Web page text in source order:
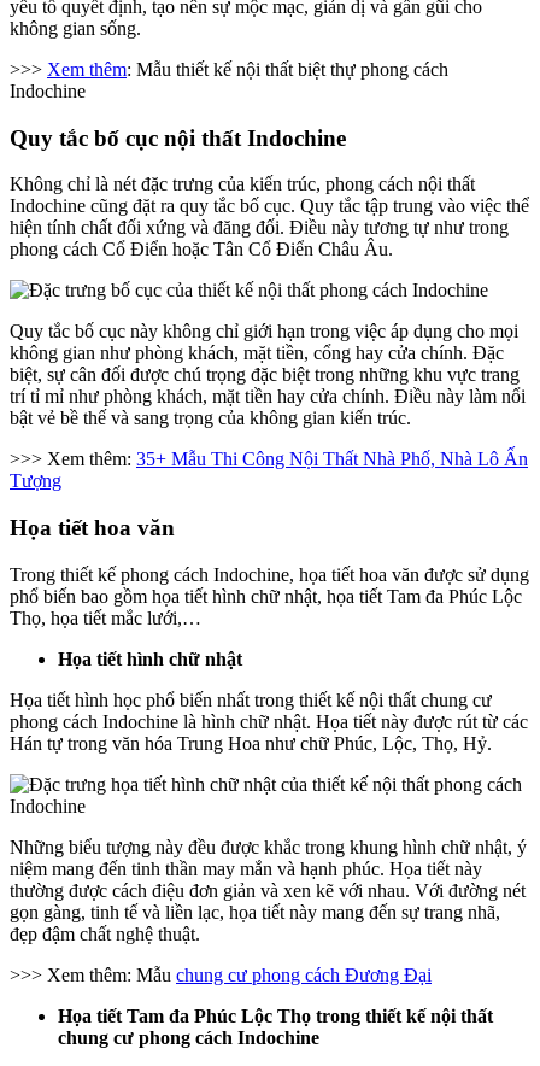
yếu tố quyết định, tạo nên sự mộc mạc, giản dị và gần gũi cho
không gian sống.
>>> Xem thêm: Mẫu thiết kế nội thất biệt thự phong cách
Indochine
Quy tắc bố cục nội thất Indochine
Không chỉ là nét đặc trưng của kiến trúc, phong cách nội thất
Indochine cũng đặt ra quy tắc bố cục. Quy tắc tập trung vào việc thể
hiện tính chất đối xứng và đăng đối. Điều này tương tự như trong
phong cách Cổ Điển hoặc Tân Cổ Điển Châu Âu.
Quy tắc bố cục này không chỉ giới hạn trong việc áp dụng cho mọi
không gian như phòng khách, mặt tiền, cổng hay cửa chính. Đặc
biệt, sự cân đối được chú trọng đặc biệt trong những khu vực trang
trí tỉ mỉ như phòng khách, mặt tiền hay cửa chính. Điều này làm nổi
bật vẻ bề thế và sang trọng của không gian kiến trúc.
>>> Xem thêm: 35+ Mẫu Thi Công Nội Thất Nhà Phố, Nhà Lô Ấn
Tượng
Họa tiết hoa văn
Trong thiết kế phong cách Indochine, họa tiết hoa văn được sử dụng
phổ biến bao gồm họa tiết hình chữ nhật, họa tiết Tam đa Phúc Lộc
Thọ, họa tiết mắc lưới,…
Họa tiết hình chữ nhật
Họa tiết hình học phổ biến nhất trong thiết kế nội thất chung cư
phong cách Indochine là hình chữ nhật. Họa tiết này được rút từ các
Hán tự trong văn hóa Trung Hoa như chữ Phúc, Lộc, Thọ, Hỷ.
Những biểu tượng này đều được khắc trong khung hình chữ nhật, ý
niệm mang đến tinh thần may mắn và hạnh phúc. Họa tiết này
thường được cách điệu đơn giản và xen kẽ với nhau. Với đường nét
gọn gàng, tinh tế và liền lạc, họa tiết này mang đến sự trang nhã,
đẹp đậm chất nghệ thuật.
>>> Xem thêm: Mẫu chung cư phong cách Đương Đại
Họa tiết Tam đa Phúc Lộc Thọ trong thiết kế nội thất
chung cư phong cách Indochine